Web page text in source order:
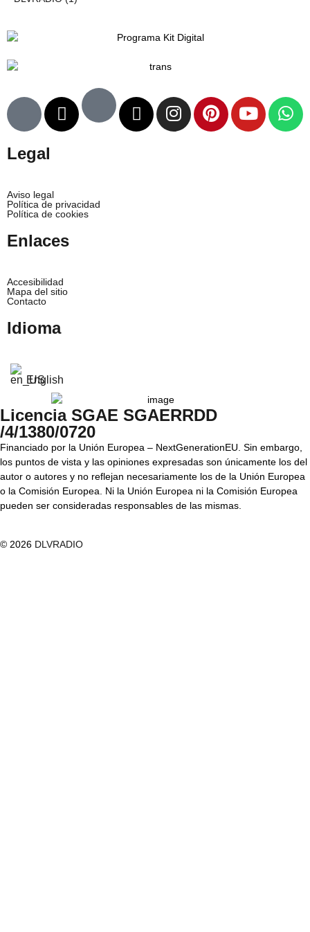
Legal
Aviso legal
Política de privacidad
Política de cookies
Enlaces
Accesibilidad
Mapa del sitio
Contacto
Idioma
English
Licencia SGAE SGAERRDD
/4/1380/0720
Financiado por la Unión Europea – NextGenerationEU. Sin embargo,
los puntos de vista y las opiniones expresadas son únicamente los del
autor o autores y no reflejan necesariamente los de la Unión Europea
o la Comisión Europea. Ni la Unión Europea ni la Comisión Europea
pueden ser consideradas responsables de las mismas.
© 2026 DLVRADIO